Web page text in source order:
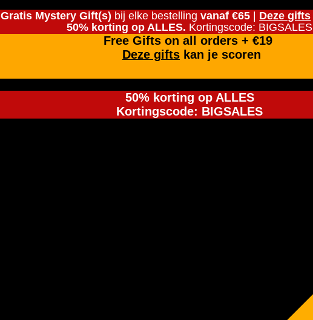
Gratis Mystery Gift(s) bij elke bestellingvanaf €65 Deze gifts
50% korting op ALLES. Kortingscode: BIGSALES
Free Gifts on all orders + €19
Deze giftskan je scoren
50% korting op ALLES
Kortingscode: BIGSALES